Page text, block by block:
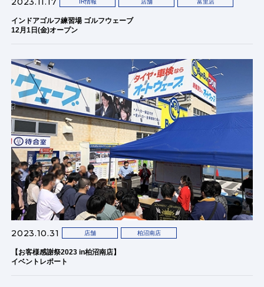
IR情報 店舗 富里店
インドアゴルフ練習場 ゴルフウェーブ
12月1日(金)オープン
2023.10.31 店舗 柏沼南店
【お客様感謝祭2023 in柏沼南店】
イベントレポート